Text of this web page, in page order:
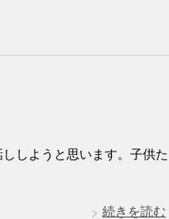
しようと思います。子供た
続きを読む